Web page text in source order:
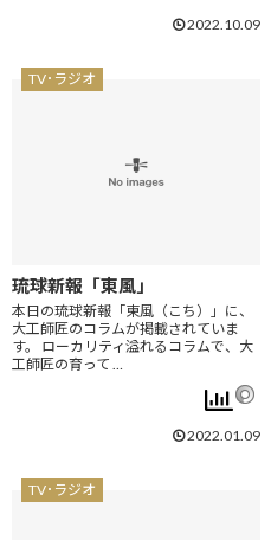
2022.10.09
TV･ラジオ
琉球新報「東風」
本日の琉球新報「東風（こち）」に、
大工師匠のコラムが掲載されていま
す。 ローカリティ溢れるコラムで、大
工師匠の育って …
2022.01.09
TV･ラジオ